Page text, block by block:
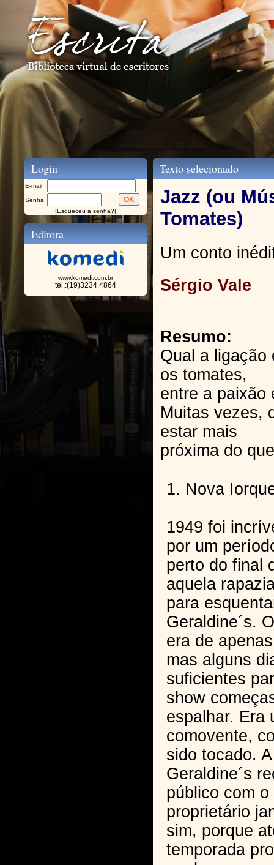
Login
E-mail
Senha
|Esqueceu a senha?|
Editora
www.komedi.com.br
tel.:(19)3234.4864
Texto selecionado
Jazz (ou
Tomates)
Um conto
Sérgio Vale
Resumo:
Qual a ligação
os tomates,
entre a paixão
Muitas vezes,
estar mais
próxima do
1. Nova
1949 foi
por um
perto do final
aquela
para
Geraldine´s.
era de
mas alguns
suficientes
show
espalhar. Era
comovente,
sido tocado.
Geraldine´s
público com o
proprietário
sim, porque
temporada